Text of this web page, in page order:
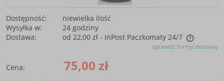
Dostępność:
niewielka ilość
Wysyłka w:
24 godziny
Dostawa:
od 22,00 zł - InPost Paczkomaty 24/7
Cena nie zawiera ewentualnych kosztów płatnościsprawdź formy dostawy
Cena: 75,00 zł